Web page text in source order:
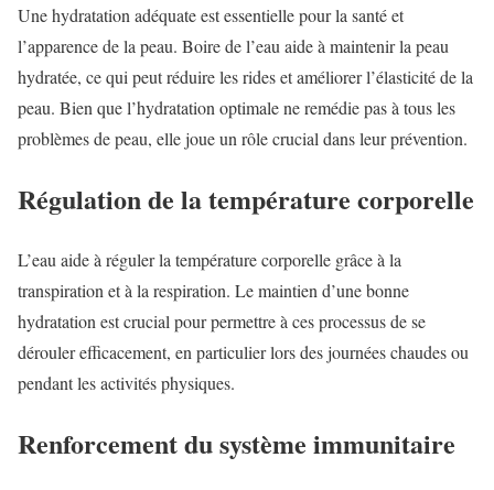
Une hydratation adéquate est essentielle pour la santé et
l’apparence de la peau. Boire de l’eau aide à maintenir la peau
hydratée, ce qui peut réduire les rides et améliorer l’élasticité de la
peau. Bien que l’hydratation optimale ne remédie pas à tous les
problèmes de peau, elle joue un rôle crucial dans leur prévention.
Régulation de la température corporelle
L’eau aide à réguler la température corporelle grâce à la
transpiration et à la respiration. Le maintien d’une bonne
hydratation est crucial pour permettre à ces processus de se
dérouler efficacement, en particulier lors des journées chaudes ou
pendant les activités physiques.
Renforcement du système immunitaire